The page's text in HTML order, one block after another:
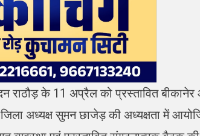
राठौड़ के 11 अप्रैल को प्रस्तावित
अध्यक्ष सुमन छाजेड़ की अध्यक्षता में